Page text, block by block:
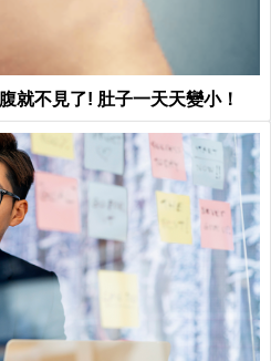
就不見了! 肚子一天天變小！